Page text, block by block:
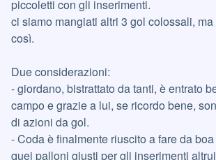
piccoletti con gli inserimenti.
ci siamo mangiati altri 3 gol colossali,
così.
Due considerazioni:
- giordano, bistrattato da tanti, è entrato
campo e grazie a lui, se ricordo bene,
di azioni da gol.
- Coda è finalmente riuscito a fare da
quei palloni giusti per gli inserimenti